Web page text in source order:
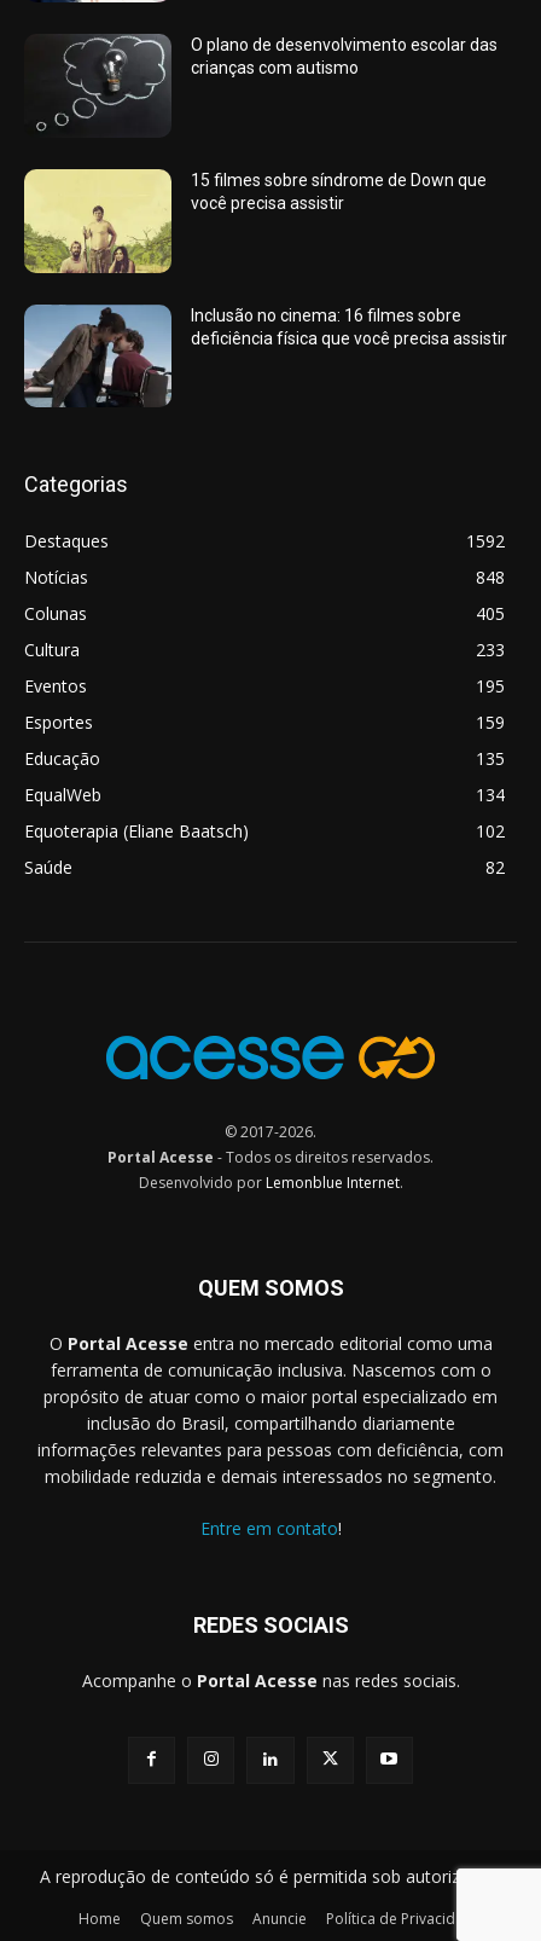
O plano de desenvolvimento escolar das
crianças com autismo
15 filmes sobre síndrome de Down que
você precisa assistir
Inclusão no cinema: 16 filmes sobre
deficiência física que você precisa assistir
Categorias
Destaques
1592
Notícias
848
Colunas
405
Cultura
233
Eventos
195
Esportes
159
Educação
135
EqualWeb
134
Equoterapia (Eliane Baatsch)
102
Saúde
82
© 2017-2026.
Portal Acesse - Todos os direitos reservados.
Desenvolvido por Lemonblue Internet.
QUEM SOMOS
O Portal Acesse entra no mercado editorial como uma
ferramenta de comunicação inclusiva. Nascemos com o
propósito de atuar como o maior portal especializado em
inclusão do Brasil, compartilhando diariamente
informações relevantes para pessoas com deficiência, com
mobilidade reduzida e demais interessados no segmento.
Entre em contato!
REDES SOCIAIS
Acompanhe o Portal Acesse nas redes sociais.
A reprodução de conteúdo só é permitida sob autorização.
Home Quem somos Anuncie Política de Privacidade